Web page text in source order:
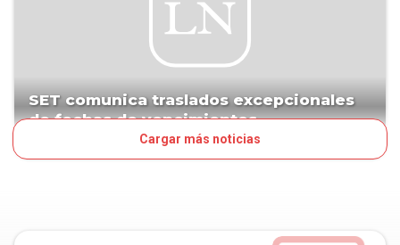
SET comunica traslados excepcionales
de fechas de vencimientos
Cargar más noticias